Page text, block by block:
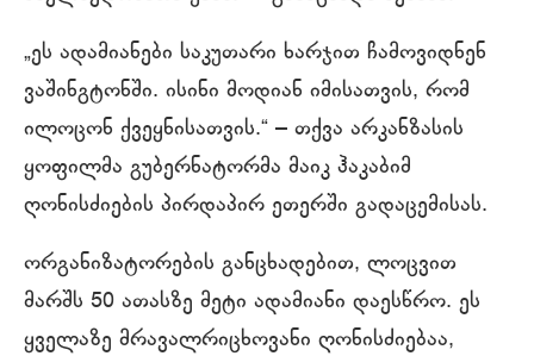
„ეს ადამიანები საკუთარი ხარჯით ჩამოვიდნენ
ვაშინგტონში. ისინი მოდიან იმისათვის, რომ
ილოცონ ქვეყნისათვის.“ – თქვა არკანზასის
ყოფილმა გუბერნატორმა მაიკ ჰაკაბიმ
ღონისძიების პირდაპირ ეთერში გადაცემისას.
ორგანიზატორების განცხადებით, ლოცვით
მარშს 50 ათასზე მეტი ადამიანი დაესწრო. ეს
ყველაზე მრავალრიცხოვანი ღონისძიებაა,